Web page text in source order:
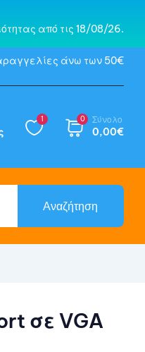
από τις 18/08/26.
άνω των 50€
1 0 Σύνολο
0,00€
Αναζήτηση
σε VGA